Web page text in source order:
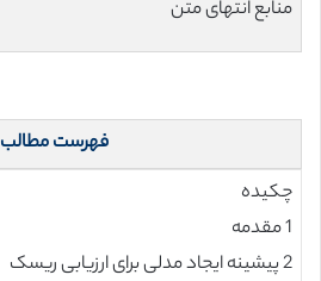
منابع انتهای متن
فهرست مطالب
چکیده
1 مقدمه
2 پیشینه ایجاد مدلی برای ارزیابی ریسک